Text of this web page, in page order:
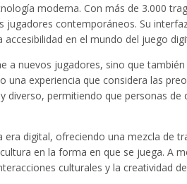
moderna. Con más de 3.000
contemporáneos. Su
en el mundo del juego
nuevos jugadores, sino que
experiencia que considera las
permitiendo que personas
digital, ofreciendo una mezcla de
en la forma en que se juega. A
culturales y la creatividad